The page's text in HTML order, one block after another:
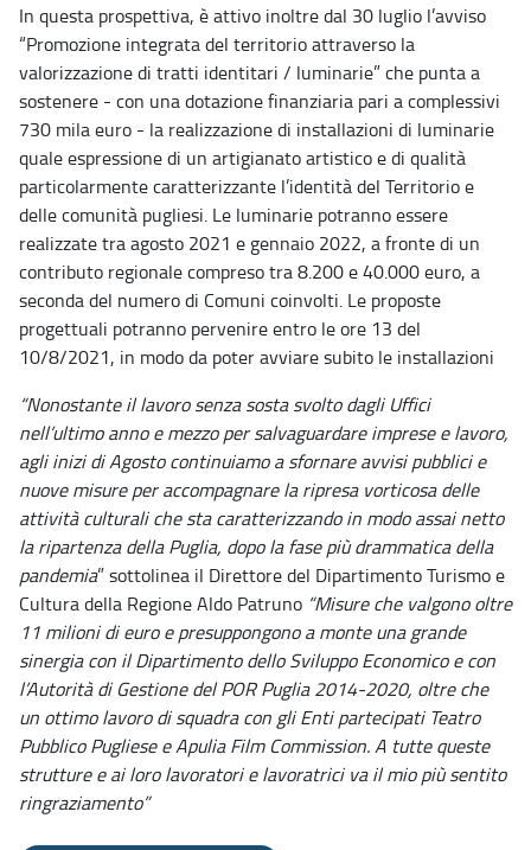
In questa prospettiva, è attivo inoltre dal 30 luglio l’avviso
“Promozione integrata del territorio attraverso la
valorizzazione di tratti identitari / luminarie” che punta a
sostenere - con una dotazione finanziaria pari a complessivi
730 mila euro - la realizzazione di installazioni di luminarie
quale espressione di un artigianato artistico e di qualità
particolarmente caratterizzante l’identità del Territorio e
delle comunità pugliesi. Le luminarie potranno essere
realizzate tra agosto 2021 e gennaio 2022, a fronte di un
contributo regionale compreso tra 8.200 e 40.000 euro, a
seconda del numero di Comuni coinvolti. Le proposte
progettuali potranno pervenire entro le ore 13 del
10/8/2021, in modo da poter avviare subito le installazioni
“Nonostante il lavoro senza sosta svolto dagli Uffici
nell’ultimo anno e mezzo per salvaguardare imprese e lavoro,
agli inizi di Agosto continuiamo a sfornare avvisi pubblici e
nuove misure per accompagnare la ripresa vorticosa delle
attività culturali che sta caratterizzando in modo assai netto
la ripartenza della Puglia, dopo la fase più drammatica della
pandemia” sottolinea il Direttore del Dipartimento Turismo e
Cultura della Regione Aldo Patruno “Misure che valgono oltre
11 milioni di euro e presuppongono a monte una grande
sinergia con il Dipartimento dello Sviluppo Economico e con
l’Autorità di Gestione del POR Puglia 2014-2020, oltre che
un ottimo lavoro di squadra con gli Enti partecipati Teatro
Pubblico Pugliese e Apulia Film Commission. A tutte queste
strutture e ai loro lavoratori e lavoratrici va il mio più sentito
ringraziamento”